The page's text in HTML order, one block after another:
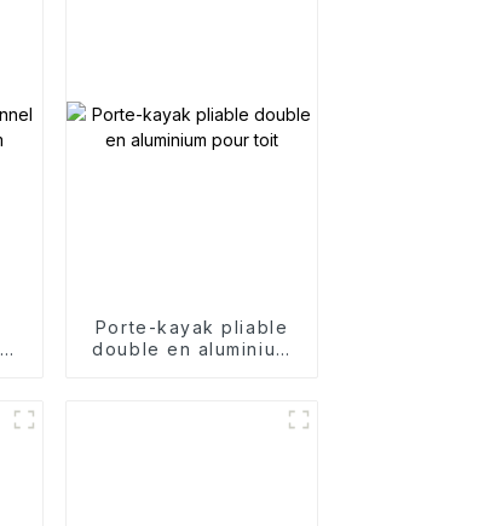
Porte-kayak pliable
double en aluminium